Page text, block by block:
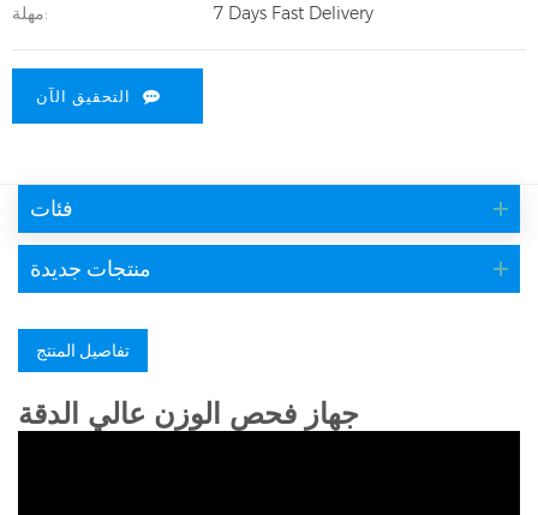
مهلة:
7 Days Fast Delivery
التحقيق الآن
فئات
منتجات جديدة
تفاصيل المنتج
جهاز فحص الوزن عالي الدقة